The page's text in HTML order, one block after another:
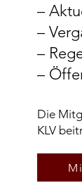
–
–
–
–
Die
KLV